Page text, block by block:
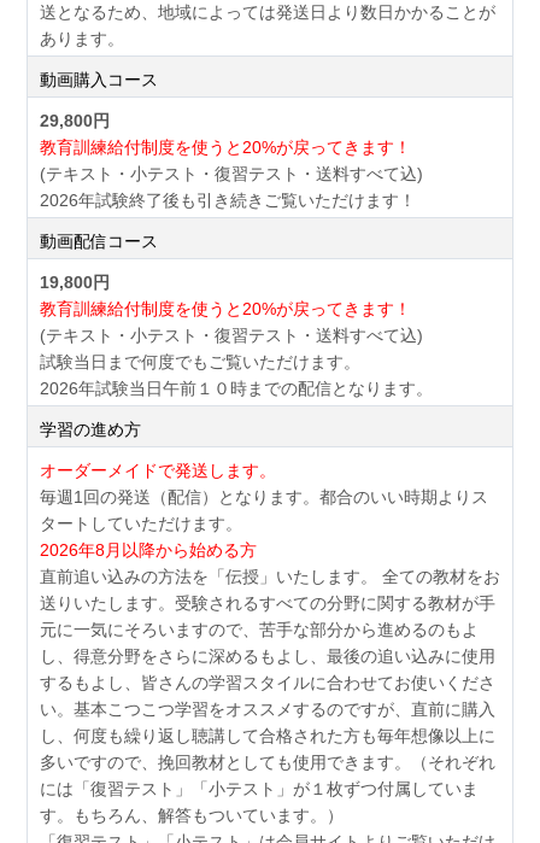
送となるため、地域によっては発送日より数日かかることが
あります。
動画購入コース
29,800円
教育訓練給付制度を使うと20%が戻ってきます！
(テキスト・小テスト・復習テスト・送料すべて込)
2026年試験終了後も引き続きご覧いただけます！
動画配信コース
19,800円
教育訓練給付制度を使うと20%が戻ってきます！
(テキスト・小テスト・復習テスト・送料すべて込)
試験当日まで何度でもご覧いただけます。
2026年試験当日午前１０時までの配信となります。
学習の進め方
オーダーメイドで発送します。
毎週1回の発送（配信）となります。都合のいい時期よりス
タートしていただけます。
2026年8月以降から始める方
直前追い込みの方法を「伝授」いたします。 全ての教材をお
送りいたします。受験されるすべての分野に関する教材が手
元に一気にそろいますので、苦手な部分から進めるのもよ
し、得意分野をさらに深めるもよし、最後の追い込みに使用
するもよし、皆さんの学習スタイルに合わせてお使いくださ
い。基本こつこつ学習をオススメするのですが、直前に購入
し、何度も繰り返し聴講して合格された方も毎年想像以上に
多いですので、挽回教材としても使用できます。（それぞれ
には「復習テスト」「小テスト」が１枚ずつ付属していま
す。もちろん、解答もついています。）